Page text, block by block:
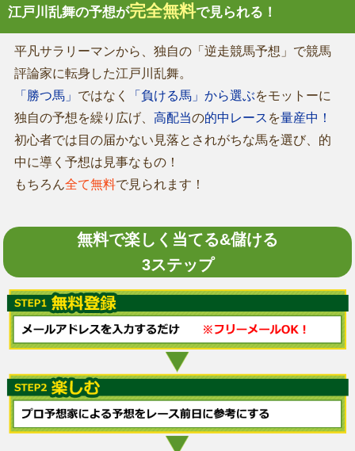
江戸川乱舞の予想が完全無料で見られる！
平凡サラリーマンから、独自の「逆走競馬予想」で競馬
評論家に転身した江戸川乱舞。
「勝つ馬」 ではなく 「負ける馬」から選ぶをモットーに
独自の予想を繰り広げ、 高配当の的中レース を量産中！
初心者では目の届かない見落とされがちな馬を選び、的
中に導く予想は見事なもの！
もちろん全て無料で見られます！
無料で楽しく当てる&儲ける
3ステップ